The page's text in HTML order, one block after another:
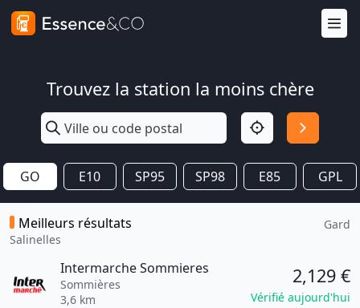
Trouvez la station la moins chère
GO E10 SP95 SP98 E85 GPL
Meilleurs résultats
Salinelles
Gard
Intermarche Sommieres
Sommières
3,6 km
2,129 €
Vérifié aujourd'hui